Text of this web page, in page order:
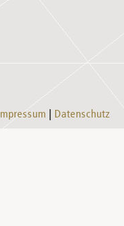
Impressum Datenschutz